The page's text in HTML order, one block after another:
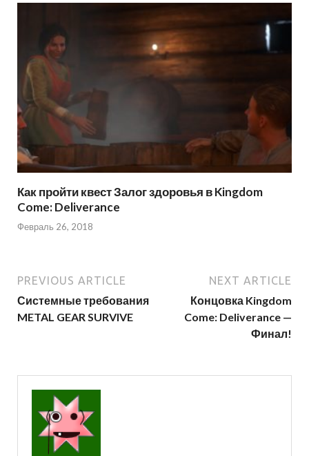
Как пройти квест Залог здоровья в Kingdom
Come: Deliverance
Февраль 26, 2018
PREVIOUS ARTICLE
Системные требования
METAL GEAR SURVIVE
NEXT ARTICLE
Концовка Kingdom
Come: Deliverance —
Финал!